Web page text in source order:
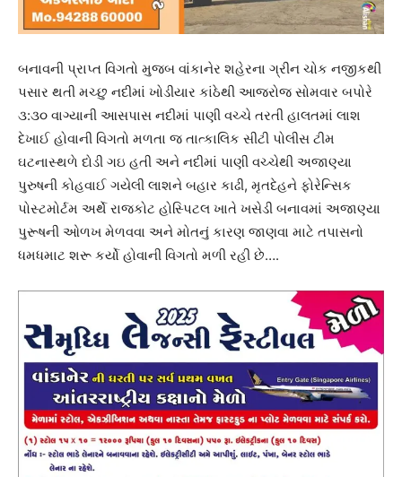
બનાવની પ્રાપ્ત વિગતો મુજબ વાંકાનેર શહેરના ગ્રીન ચોક નજીકથી
પસાર થતી મચ્છુ નદીમાં ખોડીયાર કાંઠેથી આજરોજ સોમવાર બપોરે
૩:૩૦ વાગ્યાની આસપાસ નદીમાં પાણી વચ્ચે તરતી હાલતમાં લાશ
દેખાઈ હોવાની વિગતો મળતા જ તાત્કાલિક સીટી પોલીસ ટીમ
ઘટનાસ્થળે દોડી ગઇ હતી અને નદીમાં પાણી વચ્ચેથી અજાણ્યા
પુરુષની કોહવાઈ ગયેલી લાશને બહાર કાઢી, મૃતદેહને ફોરેન્સિક
પોસ્ટમોર્ટમ અર્થે રાજકોટ હોસ્પિટલ ખાતે ખસેડી બનાવમાં અજાણ્યા
પુરૂષની ઓળખ મેળવવા અને મોતનું કારણ જાણવા માટે તપાસનો
ધમધમાટ શરૂ કર્યો હોવાની વિગતો મળી રહી છે….